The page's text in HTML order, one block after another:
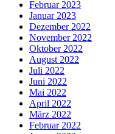
Februar 2023
Januar 2023
Dezember 2022
November 2022
Oktober 2022
August 2022
Juli 2022
Juni 2022
Mai 2022
April 2022
März 2022
Februar 2022